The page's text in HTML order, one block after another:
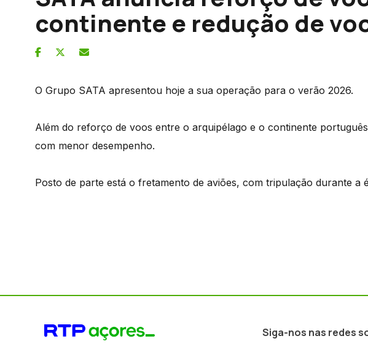
continente e redução de
O Grupo SATA apresentou hoje a sua operação para o verão 2026.
Além do reforço de voos entre o arquipélago e o continente
com menor desempenho.
Posto de parte está o fretamento de aviões, com tripulação durante a
Siga-nos nas redes